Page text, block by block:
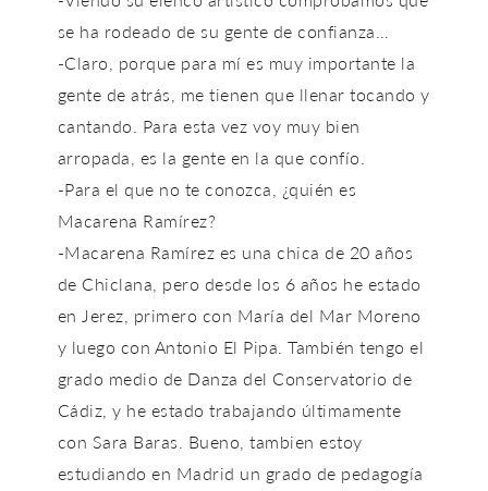
se ha rodeado de su gente de confianza…
-Claro, porque para mí es muy importante la
gente de atrás, me tienen que llenar tocando y
cantando. Para esta vez voy muy bien
arropada, es la gente en la que confío.
-Para el que no te conozca, ¿quién es
Macarena Ramírez?
-Macarena Ramírez es una chica de 20 años
de Chiclana, pero desde los 6 años he estado
en Jerez, primero con María del Mar Moreno
y luego con Antonio El Pipa. También tengo el
grado medio de Danza del Conservatorio de
Cádiz, y he estado trabajando últimamente
con Sara Baras. Bueno, tambien estoy
estudiando en Madrid un grado de pedagogía